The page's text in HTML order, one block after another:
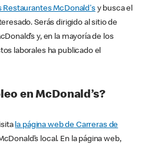
Restaurantes McDonald'sy busca el
Serás dirigido al sitio de
y, en la mayoría de los
laborales ha publicado el
en McDonald’s?
la página web de Carreras de
local. En la página web,